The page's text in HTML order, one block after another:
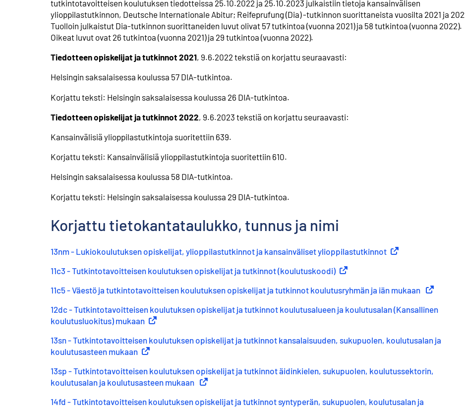
tutkintotavoitteisen koulutuksen tiedotteissa 25.10.2022 ja 25.10.2023 julkaistiin tietoja kansainvälisen
ylioppilastutkinnon, Deutsche Internationale Abitur; Reifeprufung (Dia) -tutkinnon suorittaneista vuosilta 2021 ja
Tuolloin julkaistut Dia-tutkinnon suorittaneiden luvut olivat 57 tutkintoa (vuonna 2021) ja 58 tutkintoa (vuonna 2022).
Oikeat luvut ovat 26 tutkintoa (vuonna 2021) ja 29 tutkintoa (vuonna 2022).
Tiedotteen opiskelijat ja tutkinnot 2021, 9.6.2022 tekstiä on korjattu seuraavasti:
Helsingin saksalaisessa koulussa 57 DIA-tutkintoa.
Korjattu teksti: Helsingin saksalaisessa koulussa 26 DIA-tutkintoa.
Tiedotteen opiskelijat ja tutkinnot 2022, 9.6.2023 tekstiä on korjattu seuraavasti:
Kansainvälisiä ylioppilastutkintoja suoritettiin 639.
Korjattu teksti: Kansainvälisiä ylioppilastutkintoja suoritettiin 610.
Helsingin saksalaisessa koulussa 58 DIA-tutkintoa.
Korjattu teksti: Helsingin saksalaisessa koulussa 29 DIA-tutkintoa.
Korjattu tietokantataulukko, tunnus ja nimi
13nm - Lukiokoulutuksen opiskelijat, ylioppilastutkinnot ja kansainväliset ylioppilastutkinnot Ulkoinen linkki
11c3 - Tutkintotavoitteisen koulutuksen opiskelijat ja tutkinnot (koulutuskoodi) Ulkoinen linkki
11c5 - Väestö ja tutkintotavoitteisen koulutuksen opiskelijat ja tutkinnot koulutusryhmän ja iän mukaan Ulkoinen
12dc - Tutkintotavoitteisen koulutuksen opiskelijat ja tutkinnot koulutusalueen ja koulutusalan (Kansallinen
koulutusluokitus) mukaan Ulkoinen linkki
13sn - Tutkintotavoitteisen koulutuksen opiskelijat ja tutkinnot kansalaisuuden, sukupuolen, koulutusalan ja
koulutusasteen mukaan Ulkoinen linkki
13sp - Tutkintotavoitteisen koulutuksen opiskelijat ja tutkinnot äidinkielen, sukupuolen, koulutussektorin,
koulutusalan ja koulutusasteen mukaan Ulkoinen linkki
14fd - Tutkintotavoitteisen koulutuksen opiskelijat ja tutkinnot syntyperän, sukupuolen, koulutusalan ja